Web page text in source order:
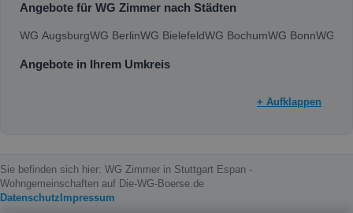
Angebote für WG Zimmer nach Städten
WG AugsburgWG BerlinWG BielefeldWG BochumWG BonnWG
Angebote in Ihrem Umkreis
+ Aufklappen
Sie befinden sich hier: WG Zimmer in Stuttgart Espan -
Wohngemeinschaften auf Die-WG-Boerse.de
Datenschutz Impressum